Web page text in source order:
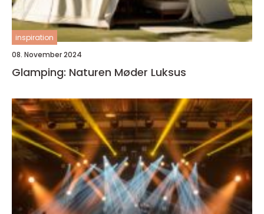
inspiration
08. November 2024
Glamping: Naturen Møder Luksus